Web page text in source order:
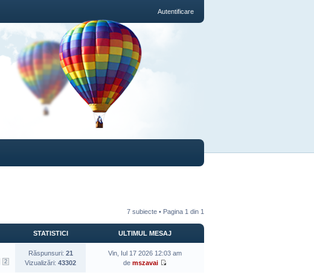
Autentificare
7 subiecte • Pagina 1 din 1
STATISTICI ULTIMUL MESAJ
2
Răspunsuri: 21
Vizualizări: 43302
Vin, Iul 17 2026 12:03 am
de mszavai